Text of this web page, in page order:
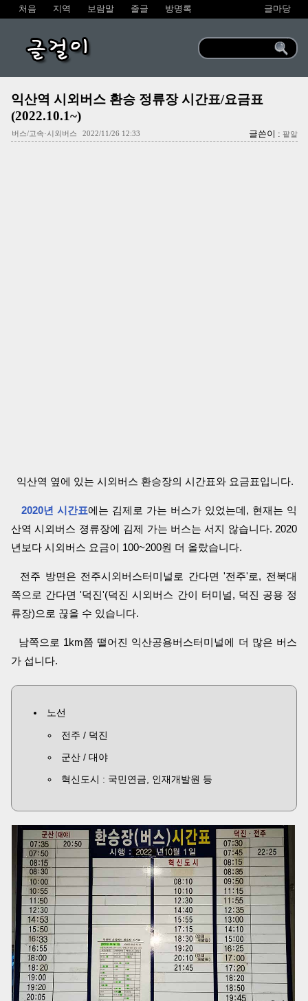
처음 지역 보람말 줄글 방명록 글마당
글걸이
익산역 시외버스 환승 정류장 시간표/요금표
(2022.10.1~)
버스/고속·시외버스 2022/11/26 12:33 글쓴이 : 팥알
익산역 옆에 있는 시외버스 환승장의 시간표와 요금표입니다.
2020년 시간표에는 김제로 가는 버스가 있었는데, 현재는 익
산역 시외버스 졍류장에 김제 가는 버스는 서지 않습니다. 2020
년보다 시외버스 요금이 100~200원 더 올랐습니다.
전주 방면은 전주시외버스터미널로 간다면 '전주'로, 전북대
쪽으로 간다면 '덕진'(덕진 시외버스 간이 터미널, 덕진 공용 정
류장)으로 끊을 수 있습니다.
남쪽으로 1km쯤 떨어진 익산공용버스터미널에 더 많은 버스
가 섭니다.
노선
전주 / 덕진
군산 / 대야
혁신도시 : 국민연금, 인재개발원 등